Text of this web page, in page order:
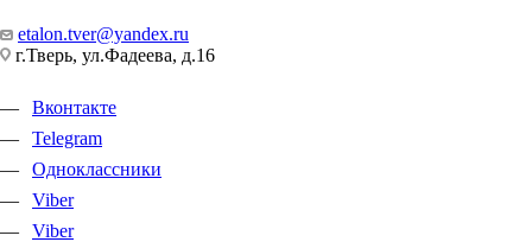
etalon.tver@yandex.ru
г.Тверь, ул.Фадеева, д.16
Вконтакте
Telegram
Одноклассники
Viber
Viber